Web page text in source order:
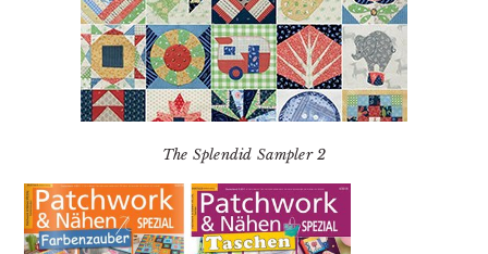
The Splendid Sampler 2